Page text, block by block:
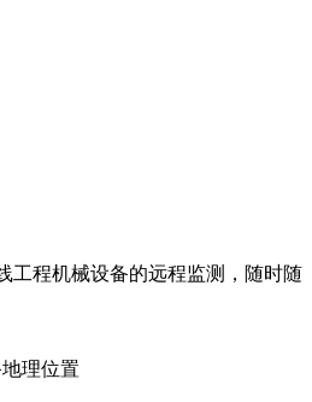
工程机械设备的远程监测，随时随
理位置